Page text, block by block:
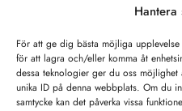
Hantera
För att ge dig bästa möjliga
för att lagra och/eller komma åt
dessa teknologier ger du oss
unika ID på denna webbplats. Om du
samtycke kan det påverka vissa
2648 kr
LÄGG TILL I VARUKORG